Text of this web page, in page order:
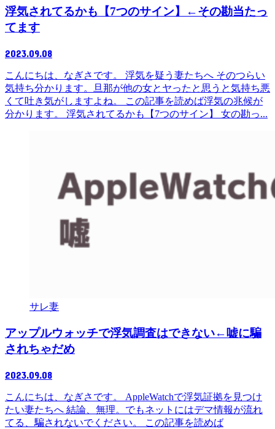
浮気されてるかも【7つのサイン】←その勘当たっ
てます
2023.09.08
こんにちは、なぎさです。 浮気を疑う妻たちへ そのつらい
気持ち分かります。旦那が他の女とヤったと思うと気持ち悪
くて吐き気がしますよね。 この記事を読めば浮気の兆候が
分かります。 浮気されてるかも【7つのサイン】 女の勘っ...
サレ妻
アップルウォッチで浮気調査はできない←嘘に騙
されちゃだめ
2023.09.08
こんにちは、なぎさです。 AppleWatchで浮気証拠を見つけ
たい妻たちへ 結論、無理。でもネットにはデマ情報が流れ
てる、騙されないでください。 この記事を読めば